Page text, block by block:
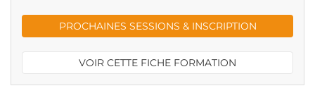
PROCHAINES SESSIONS & INSCRIPTION
VOIR CETTE FICHE FORMATION